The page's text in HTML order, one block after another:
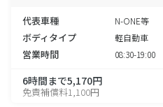
代表車種 N-ONE等
ボディタイプ 軽自動車
営業時間 08:30-19:00
6時間まで5,170円
免責補償料1,100円